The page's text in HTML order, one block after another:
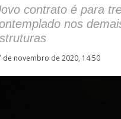
contrato é para
nos
de novembro de 2020, 14:50